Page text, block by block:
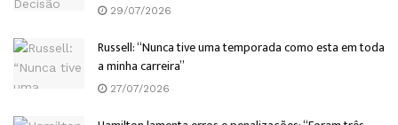
29/07/2026
Russell: “Nunca tive uma temporada como esta em toda
a minha carreira”
27/07/2026